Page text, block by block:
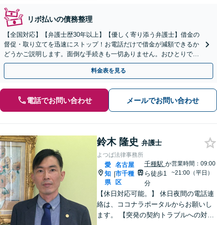
リボ払いの債務整理
【全国対応】【弁護士歴30年以上】【優しく寄り添う弁護士】借金の
督促・取り立てを迅速にストップ！お電話だけで借金が減額できるか
どうかご説明します。面倒な手続きも一切ありません。おひとりで悩
まず、お気軽にご相談ください。【電話相談可】
料金表を見る
電話でお問い合わせ メールでお問い合わせ
鈴木 隆史 弁護士
よつば法律事務所
愛
知
県
|
名古屋
市千種
区
千種駅 か
ら徒歩1
分
営業時間：09:00
~21:00（平日）
【休日対応可能。】 休日夜間の電話連
絡は、ココナラポータルからお願いし
ます。 【突発の契約トラブルへの対応